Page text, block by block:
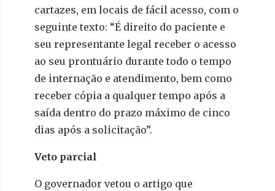
cartazes, em locais de fácil acesso, com o
seguinte texto: “É direito do paciente e
seu representante legal receber o acesso
ao seu prontuário durante todo o tempo
de internação e atendimento, bem como
receber cópia a qualquer tempo após a
saída dentro do prazo máximo de cinco
dias após a solicitação”.
Veto parcial
O governador vetou o artigo que